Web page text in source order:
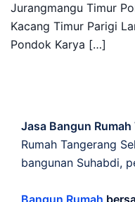
Jurangmangu Timur
Kacang Timur Parigi
Pondok Karya […]
Jasa Bangun
Rumah Tangerang
bangunan Suhabdi,
Bangun Rumah